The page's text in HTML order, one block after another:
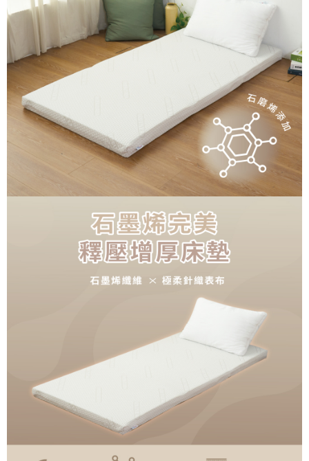
【注意事項】
１．透過由恩沛科技股份有限公司提供之「AFTEE先享後付」服務完成之交
易，需依本服務之必要範圍內提供個人資料，並將交易相關給付款項請求債
權轉讓予恩沛科技股份有限公司。
２．關於個人資料處理事宜，請瀏覽以下網址：
https://aftee.tw/terms/#terms3
３．未成年的使用者請事先徵得法定代理人或監護人之同意方可使用
「AFTEE先享後付」，若未經同意申辦者引起之損失，本公司不負相關責
任。
４．使用「AFTEE先享後付」時，將依據個別帳號之用戶狀況，依本公司即
時審查核予不同之上限額度；若仍有額度不足之情形，本公司將視審查結果
請求用戶進行身份認證。
５．嚴禁一人註冊多個帳號或使用他人資訊註冊。若發現惡意使用之情形，
恩沛科技股份有限公司將有權停止該用戶之使用額度並採取法律行動。